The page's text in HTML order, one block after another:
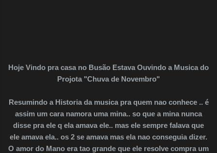
Hoje Vindo pra casa no Busão Estava Ouvindo a Musica do
Projota "Chuva de Novembro"
Resumindo a Historia da musica pra quem nao conhece .. é
assim um cara namora uma mina.. so que a mina nunca
disse pra ele q ela amava ele.. mas ele sempre falava que
ele amava ela.. os 2 se amava mas ela nao conseguia dizer.
O amor do Mano era tao grande que ele resolve compra um